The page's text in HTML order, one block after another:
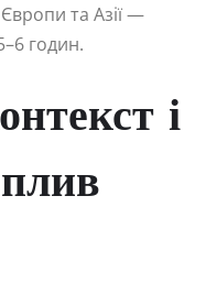
та Азії —
годин.
і